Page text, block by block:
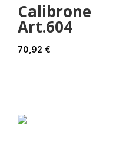
Calibrone
Art.604
70,92 €